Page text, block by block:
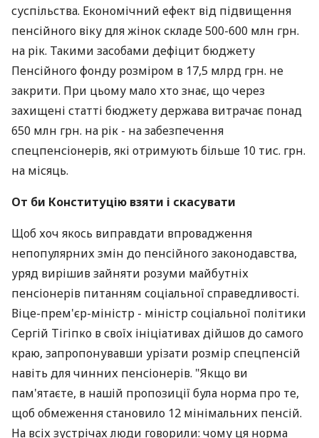
суспільства. Економічний ефект від підвищення
пенсійного віку для жінок складе 500-600 млн грн.
на рік. Такими засобами дефіцит бюджету
Пенсійного фонду розміром в 17,5 млрд грн. не
закрити. При цьому мало хто знає, що через
захищені статті бюджету держава витрачає понад
650 млн грн. на рік - на забезпечення
спецпенсіонерів, які отримують більше 10 тис. грн.
на місяць.
От би Конституцію взяти і скасувати
Щоб хоч якось виправдати впровадження
непопулярних змін до пенсійного законодавства,
уряд вирішив зайняти розуми майбутніх
пенсіонерів питанням соціальної справедливості.
Віце-прем'єр-міністр - міністр соціальної політики
Сергій Тігіпко в своїх ініціативах дійшов до самого
краю, запропонувавши урізати розмір спецпенсій
навіть для чинних пенсіонерів. "Якщо ви
пам'ятаєте, в нашій пропозиції була норма про те,
щоб обмеження становило 12 мінімальних пенсій.
На всіх зустрічах люди говорили: чому ця норма